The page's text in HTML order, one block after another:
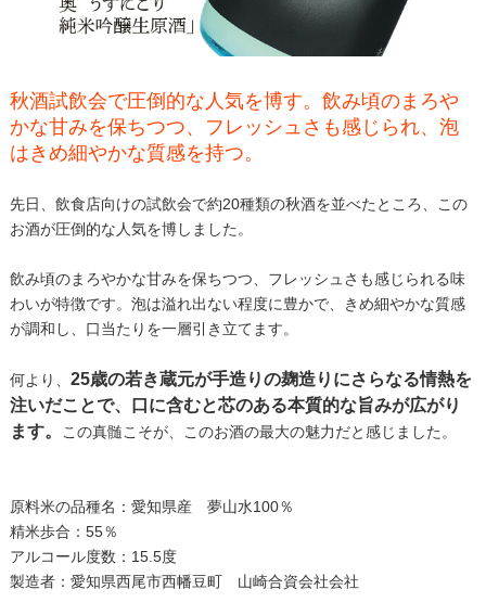
秋酒試飲会で圧倒的な人気を博す。飲み頃のまろや
かな甘みを保ちつつ、フレッシュさも感じられ、泡
はきめ細やかな質感を持つ。
先日、飲食店向けの試飲会で約20種類の秋酒を並べたところ、この
お酒が圧倒的な人気を博しました。
飲み頃のまろやかな甘みを保ちつつ、フレッシュさも感じられる味
わいが特徴です。泡は溢れ出ない程度に豊かで、きめ細やかな質感
が調和し、口当たりを一層引き立てます。
何より、 25歳の若き蔵元が手造りの麹造りにさらなる情熱を
注いだことで、口に含むと芯のある本質的な旨みが広がり
ます。
この真髄こそが、このお酒の最大の魅力だと感じました。
原料米の品種名：愛知県産 夢山水100％
精米歩合：55％
アルコール度数：15.5度
製造者：愛知県西尾市西幡豆町 山崎合資会社会社